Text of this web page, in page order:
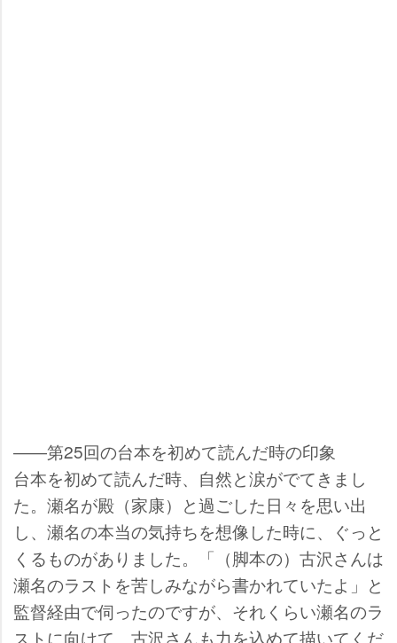
――第25回の台本を初めて読んだ時の印象
台本を初めて読んだ時、自然と涙がでてきまし
た。瀬名が殿（家康）と過ごした日々を思い出
し、瀬名の本当の気持ちを想像した時に、ぐっと
くるものがありました。「（脚本の）古沢さんは
瀬名のラストを苦しみながら書かれていたよ」と
監督経由で伺ったのですが、それくらい瀬名のラ
ストに向けて、古沢さんも力を込めて描いてくだ